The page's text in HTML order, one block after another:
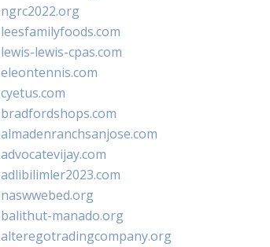
ngrc2022.org
leesfamilyfoods.com
lewis-lewis-cpas.com
eleontennis.com
cyetus.com
bradfordshops.com
almadenranchsanjose.com
advocatevijay.com
adlibilimler2023.com
naswwebed.org
balithut-manado.org
alteregotradingcompany.org